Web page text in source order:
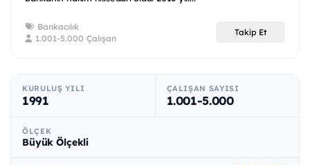
Bankacılık
1.001-5.000 Çalışan
Takip Et
KURULUŞ YILI
1991
ÇALIŞAN SAYISI
1.001-5.000
ÖLÇEK
Büyük Ölçekli